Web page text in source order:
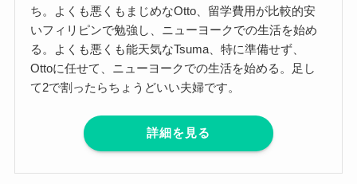
ち。よくも悪くもまじめなOtto、留学費用が比較的安
いフィリピンで勉強し、ニューヨークでの生活を始め
る。よくも悪くも能天気なTsuma、特に準備せず、
Ottoに任せて、ニューヨークでの生活を始める。足し
て2で割ったらちょうどいい夫婦です。
詳細を見る